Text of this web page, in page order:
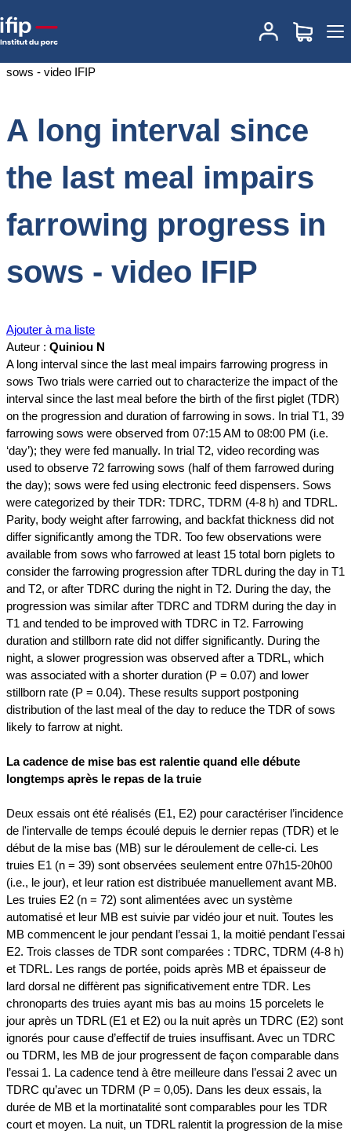
Accueil
A long interval since the last meal impairs
farrowing progress in sows - video IFIP
A long interval since
the last meal impairs
farrowing progress in
sows - video IFIP
Ajouter à ma liste
Auteur : Quiniou N
A long interval since the last meal impairs farrowing progress in
sows Two trials were carried out to characterize the impact of the
interval since the last meal before the birth of the first piglet (TDR)
on the progression and duration of farrowing in sows. In trial T1, 39
farrowing sows were observed from 07:15 AM to 08:00 PM (i.e.
‘day’); they were fed manually. In trial T2, video recording was
used to observe 72 farrowing sows (half of them farrowed during
the day); sows were fed using electronic feed dispensers. Sows
were categorized by their TDR: TDRC, TDRM (4-8 h) and TDRL.
Parity, body weight after farrowing, and backfat thickness did not
differ significantly among the TDR. Too few observations were
available from sows who farrowed at least 15 total born piglets to
consider the farrowing progression after TDRL during the day in T1
and T2, or after TDRC during the night in T2. During the day, the
progression was similar after TDRC and TDRM during the day in
T1 and tended to be improved with TDRC in T2. Farrowing
duration and stillborn rate did not differ significantly. During the
night, a slower progression was observed after a TDRL, which
was associated with a shorter duration (P = 0.07) and lower
stillborn rate (P = 0.04). These results support postponing
distribution of the last meal of the day to reduce the TDR of sows
likely to farrow at night.
La cadence de mise bas est ralentie quand elle débute
longtemps après le repas de la truie
Deux essais ont été réalisés (E1, E2) pour caractériser l’incidence
de l'intervalle de temps écoulé depuis le dernier repas (TDR) et le
début de la mise bas (MB) sur le déroulement de celle-ci. Les
truies E1 (n = 39) sont observées seulement entre 07h15-20h00
(i.e., le jour), et leur ration est distribuée manuellement avant MB.
Les truies E2 (n = 72) sont alimentées avec un système
automatisé et leur MB est suivie par vidéo jour et nuit. Toutes les
MB commencent le jour pendant l’essai 1, la moitié pendant l'essai
E2. Trois classes de TDR sont comparées : TDRC, TDRM (4-8 h)
et TDRL. Les rangs de portée, poids après MB et épaisseur de
lard dorsal ne diffèrent pas significativement entre TDR. Les
chronoparts des truies ayant mis bas au moins 15 porcelets le
jour après un TDRL (E1 et E2) ou la nuit après un TDRC (E2) sont
ignorés pour cause d’effectif de truies insuffisant. Avec un TDRC
ou TDRM, les MB de jour progressent de façon comparable dans
l’essai 1. La cadence tend à être meilleure dans l’essai 2 avec un
TDRC qu’avec un TDRM (P = 0,05). Dans les deux essais, la
durée de MB et la mortinatalité sont comparables pour les TDR
court et moyen. La nuit, un TDRL ralentit la progression de la mise